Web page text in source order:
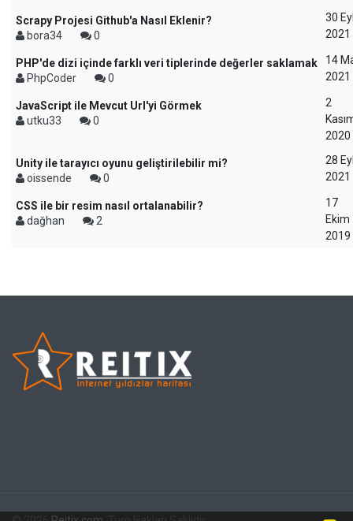
Scrapy Projesi Github'a Nasıl Eklenir?
bora34
0
30
2021
PHP'de dizi içinde farklı veri tiplerinde değerler saklamak
PhpCoder
0
14
2021
JavaScript ile Mevcut Url'yi Görmek
utku33
0
2
2020
Unity ile tarayıcı oyunu geliştirilebilir mi?
oissende
0
28
2021
CSS ile bir resim nasıl ortalanabilir?
dağhan
2
17
Ekim
2019